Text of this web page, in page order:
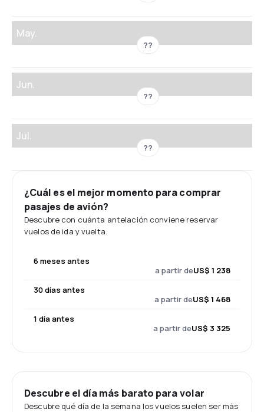
May.
??
Jun.
??
Jul.
??
¿Cuál es el mejor momento para comprar
pasajes de avión?
Descubre con cuánta antelación conviene reservar
vuelos de ida y vuelta.
6 meses antes
a partir deUS$ 1 238
30 días antes
a partir deUS$ 1 468
1 día antes
a partir deUS$ 3 325
Descubre el día más barato para volar
Descubre qué día de la semana los vuelos suelen ser más